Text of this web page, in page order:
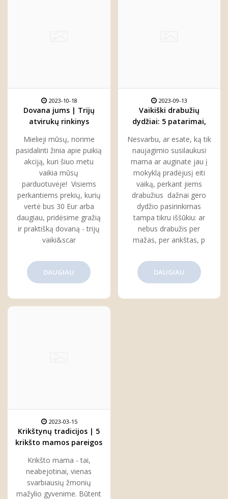
2023-10-18
Dovana jums | Trijų
atvirukų rinkinys
Mielieji mūsų, norime
pasidalinti žinia apie puikią
akciją, kuri šiuo metu
vaikia mūsų
parduotuvėje! Visiems
perkantiems prekių, kurių
vertė bus 30 Eur arba
daugiau, pridėsime gražią
ir praktišką dovaną - trijų
vaiki&scar
DAUGIAU
2023-09-13
Vaikiški drabužių
dydžiai: 5 patarimai,
pasirinkti
Nesvarbu, ar esate, ką tik
naujagimio susilaukusi
mama ar auginate jau į
mokyklą pradėjusį eiti
vaiką, perkant jiems
drabužius dažnai gero
dydžio pasirinkimas
tampa tikru iššūkiu: ar
nebus drabužis per
mažas, per ankštas, p
DAUGIAU
2023-03-15
Krikštynų tradicijos | 5
krikšto mamos pareigos
Krikšto mama - tai,
neabejotinai, vienas
svarbiausių žmonių
mažylio gyvenime. Būtent